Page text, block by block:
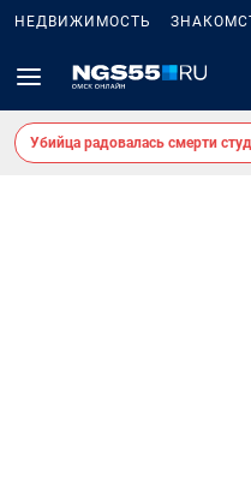
НЕДВИЖИМОСТЬ
Убийца радовалась смерти